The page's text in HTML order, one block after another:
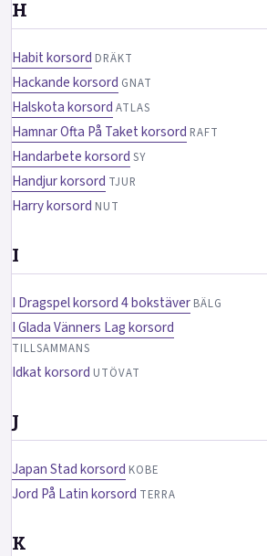
H
Habit korsord DRÄKT
Hackande korsord GNAT
Halskota korsord ATLAS
Hamnar Ofta På Taket korsord RAFT
Handarbete korsord SY
Handjur korsord TJUR
Harry korsord NUT
I
I Dragspel korsord 4 bokstäver BÄLG
I Glada Vänners Lag korsord
TILLSAMMANS
Idkat korsord UTÖVAT
J
Japan Stad korsord KOBE
Jord På Latin korsord TERRA
K